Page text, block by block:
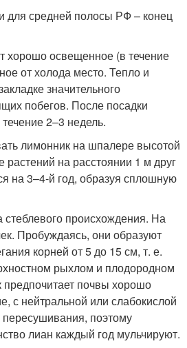
для средней полосы РФ – конец
хорошо освещенное (в течение
от холода место. Тепло и
значительного
побегов. После посадки
2–3 недель.
лимонник на шпалере высотой
растений на расстоянии 1 м друг
на 3–4-й год, образуя сплошную
происхождения. На
Пробуждаясь, они образуют
корней от 5 до 15 см, т. е.
рыхлом и плодородном
почвы хорошо
с нейтральной или слабокислой
поэтому
лиан каждый год мульчируют.